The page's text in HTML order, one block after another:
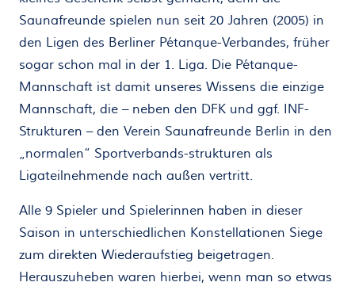
Saunafreunde spielen nun seit 20 Jahren (2005) in
den Ligen des Berliner Pétanque-Verbandes, früher
sogar schon mal in der 1. Liga. Die Pétanque-
Mannschaft ist damit unseres Wissens die einzige
Mannschaft, die – neben den DFK und ggf. INF-
Strukturen – den Verein Saunafreunde Berlin in den
„normalen“ Sportverbands-strukturen als
Ligateilnehmende nach außen vertritt.
Alle 9 Spieler und Spielerinnen haben in dieser
Saison in unterschiedlichen Konstellationen Siege
zum direkten Wiederaufstieg beigetragen.
Herauszuheben waren hierbei, wenn man so etwas